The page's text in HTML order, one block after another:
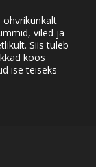
ohvrikünkalt
viled ja
Siis tuleb
koos
ise teiseks